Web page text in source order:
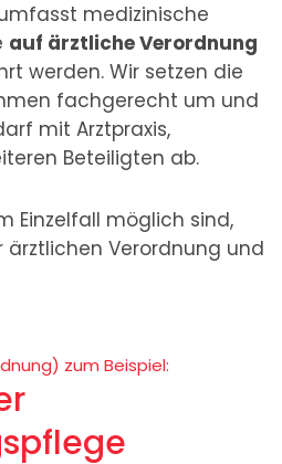
medizinische
auf ärztliche Verordnung
werden. Wir setzen die
fachgerecht um und
mit Arztpraxis,
Beteiligten ab.
Einzelfall möglich sind,
Verordnung und
zum Beispiel: